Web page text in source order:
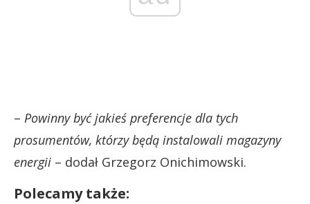
– Powinny być jakieś preferencje dla tych
prosumentów, którzy będą instalowali magazyny
energii – dodał Grzegorz Onichimowski.
Polecamy także: